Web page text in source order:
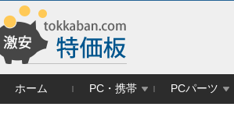
ホーム PC・携帯 PCパーツ